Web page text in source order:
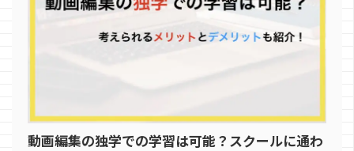
動画編集の独学での学習は可能？スクールに通わ